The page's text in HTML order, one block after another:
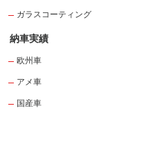
ガラスコーティング
納車実績
欧州車
アメ車
国産車